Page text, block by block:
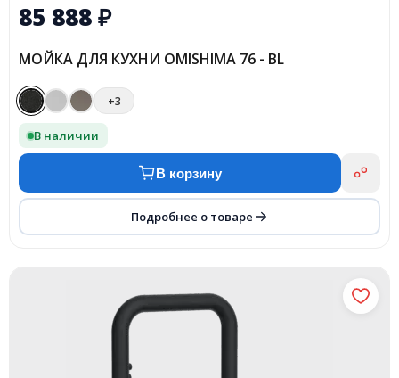
85 888₽
МОЙКА ДЛЯ КУХНИ OMISHIMA 76 - BL
+3
В наличии
В корзину
Подробнее о товаре